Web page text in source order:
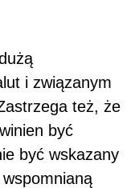
i związanym
też, że
być
być wskazany